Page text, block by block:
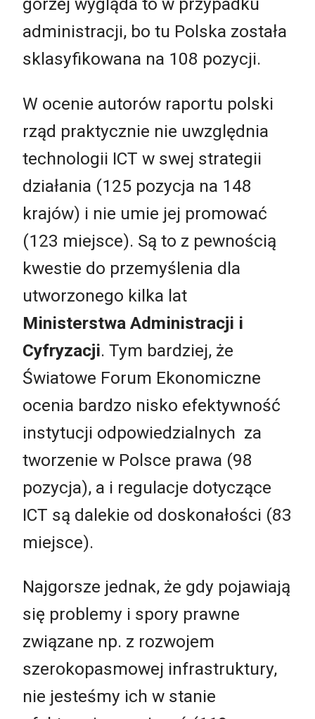
gorzej wygląda to w przypadku
administracji, bo tu Polska została
sklasyfikowana na 108 pozycji.
W ocenie autorów raportu polski
rząd praktycznie nie uwzględnia
technologii ICT w swej strategii
działania (125 pozycja na 148
krajów) i nie umie jej promować
(123 miejsce). Są to z pewnością
kwestie do przemyślenia dla
utworzonego kilka lat
Ministerstwa Administracji i
Cyfryzacji. Tym bardziej, że
Światowe Forum Ekonomiczne
ocenia bardzo nisko efektywność
instytucji odpowiedzialnych za
tworzenie w Polsce prawa (98
pozycja), a i regulacje dotyczące
ICT są dalekie od doskonałości (83
miejsce).
Najgorsze jednak, że gdy pojawiają
się problemy i spory prawne
związane np. z rozwojem
szerokopasmowej infrastruktury,
nie jesteśmy ich w stanie